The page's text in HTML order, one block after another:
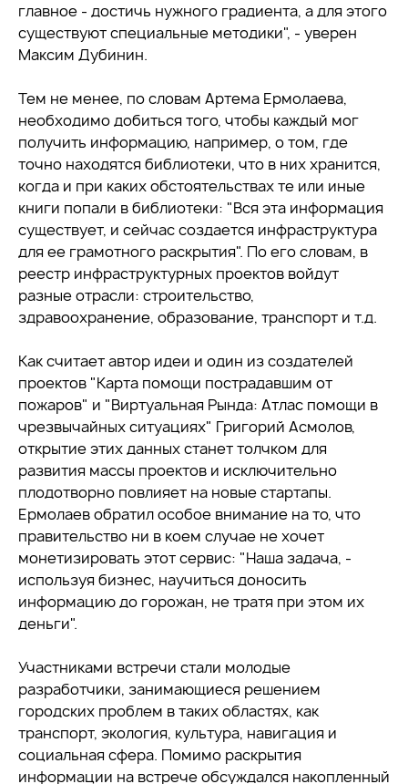
главное - достичь нужного градиента, а для этого
существуют специальные методики", - уверен
Максим Дубинин.
Тем не менее, по словам Артема Ермолаева,
необходимо добиться того, чтобы каждый мог
получить информацию, например, о том, где
точно находятся библиотеки, что в них хранится,
когда и при каких обстоятельствах те или иные
книги попали в библиотеки: "Вся эта информация
существует, и сейчас создается инфраструктура
для ее грамотного раскрытия". По его словам, в
реестр инфраструктурных проектов войдут
разные отрасли: строительство,
здравоохранение, образование, транспорт и т.д.
Как считает автор идеи и один из создателей
проектов "Карта помощи пострадавшим от
пожаров" и "Виртуальная Рында: Атлас помощи в
чрезвычайных ситуациях" Григорий Асмолов,
открытие этих данных станет толчком для
развития массы проектов и исключительно
плодотворно повлияет на новые стартапы.
Ермолаев обратил особое внимание на то, что
правительство ни в коем случае не хочет
монетизировать этот сервис: "Наша задача, -
используя бизнес, научиться доносить
информацию до горожан, не тратя при этом их
деньги".
Участниками встречи стали молодые
разработчики, занимающиеся решением
городских проблем в таких областях, как
транспорт, экология, культура, навигация и
социальная сфера. Помимо раскрытия
информации на встрече обсуждался накопленный